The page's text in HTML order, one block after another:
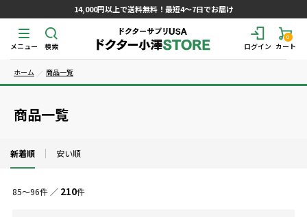
14,000円以上で送料無料！最短4～7日でお届け
ログイン
0
カート
検索
メニュー
ホーム 商品一覧
商品一覧
新着順 安い順
85～96件 ／ 210件